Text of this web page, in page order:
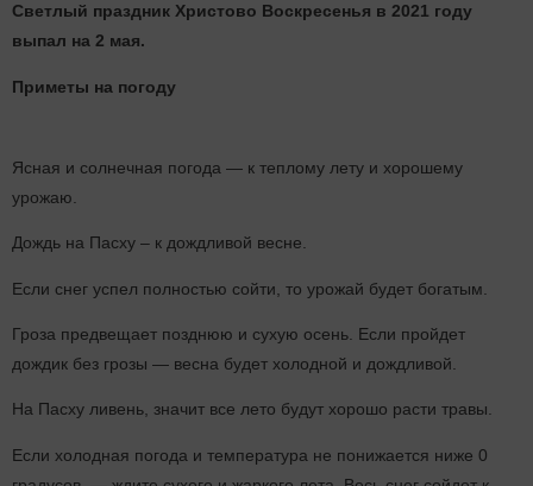
Светлый праздник Христово Воскресенья в 2021 году
выпал на 2 мая.
Приметы на погоду
Ясная и солнечная погода — к теплому лету и хорошему
урожаю.
Дождь на Пасху – к дождливой весне.
Если снег успел полностью сойти, то урожай будет богатым.
Гроза предвещает позднюю и сухую осень. Если пройдет
дождик без грозы — весна будет холодной и дождливой.
На Пасху ливень, значит все лето будут хорошо расти травы.
Если холодная погода и температура не понижается ниже 0